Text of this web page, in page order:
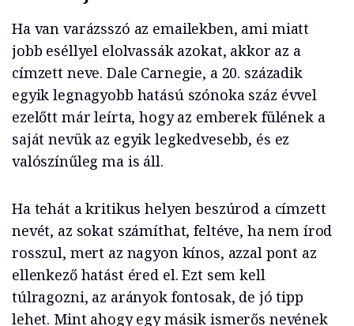
Ha van varázsszó az emailekben, ami miatt
jobb eséllyel elolvassák azokat, akkor az a
címzett neve. Dale Carnegie, a 20. századik
egyik legnagyobb hatású szónoka száz évvel
ezelőtt már leírta, hogy az emberek fülének a
saját nevük az egyik legkedvesebb, és ez
valószínűleg ma is áll.
Ha tehát a kritikus helyen beszúrod a címzett
nevét, az sokat számíthat, feltéve, ha nem írod
rosszul, mert az nagyon kínos, azzal pont az
ellenkező hatást éred el. Ezt sem kell
túlragozni, az arányok fontosak, de jó tipp
lehet. Mint ahogy egy másik ismerős nevének